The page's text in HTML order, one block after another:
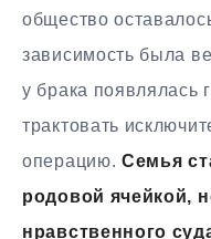
общество
зависимость была
у брака появлялась
трактовать
операцию. Семья
родовой ячейкой,
нравственного